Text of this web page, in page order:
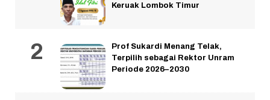
Keruak Lombok Timur
Prof Sukardi Menang Telak,
Terpilih sebagai Rektor Unram
Periode 2026–2030